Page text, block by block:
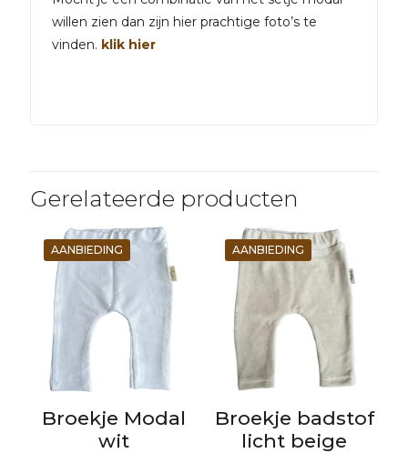
willen zien dan zijn hier prachtige foto’s te
vinden. klik hier
Gerelateerde producten
AANBIEDING
Broekje Modal
wit
AANBIEDING
Broekje badstof
licht beige